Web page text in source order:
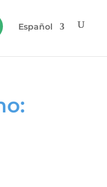
Español